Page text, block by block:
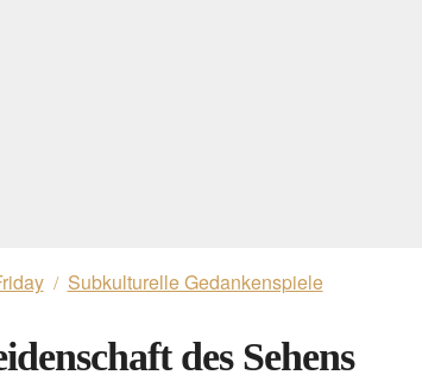
/ Subkulturelle Gedankenspiele
des Sehens